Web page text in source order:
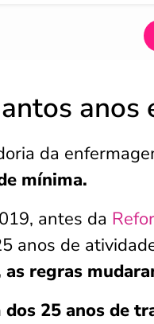
anos
da
mínima.
antes da
anos de
regras
dos 25 anos de